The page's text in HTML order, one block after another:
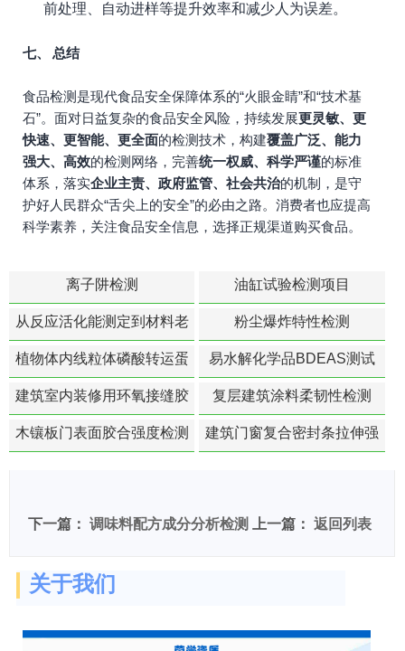
前处理、自动进样等提升效率和减少人为误差。
七、 总结
食品检测是现代食品安全保障体系的“火眼金睛”和“技术基
石”。面对日益复杂的食品安全风险，持续发展更灵敏、更
快速、更智能、更全面的检测技术，构建覆盖广泛、能力
强大、高效的检测网络，完善统一权威、科学严谨的标准
体系，落实企业主责、政府监管、社会共治的机制，是守
护好人民群众“舌尖上的安全”的必由之路。消费者也应提高
科学素养，关注食品安全信息，选择正规渠道购买食品。
离子阱检测 油缸试验检测项目
从反应活化能测定到材料老
化寿命预测的经典模型
粉尘爆炸特性检测
植物体内线粒体磷酸转运蛋
白活性检测
易水解化学品BDEAS测试
建筑室内装修用环氧接缝胶
苯含量检测
复层建筑涂料柔韧性检测
木镶板门表面胶合强度检测
建筑门窗复合密封条拉伸强
下一篇： 调味料配方成分分析检测 上一篇： 返回列表
关于我们